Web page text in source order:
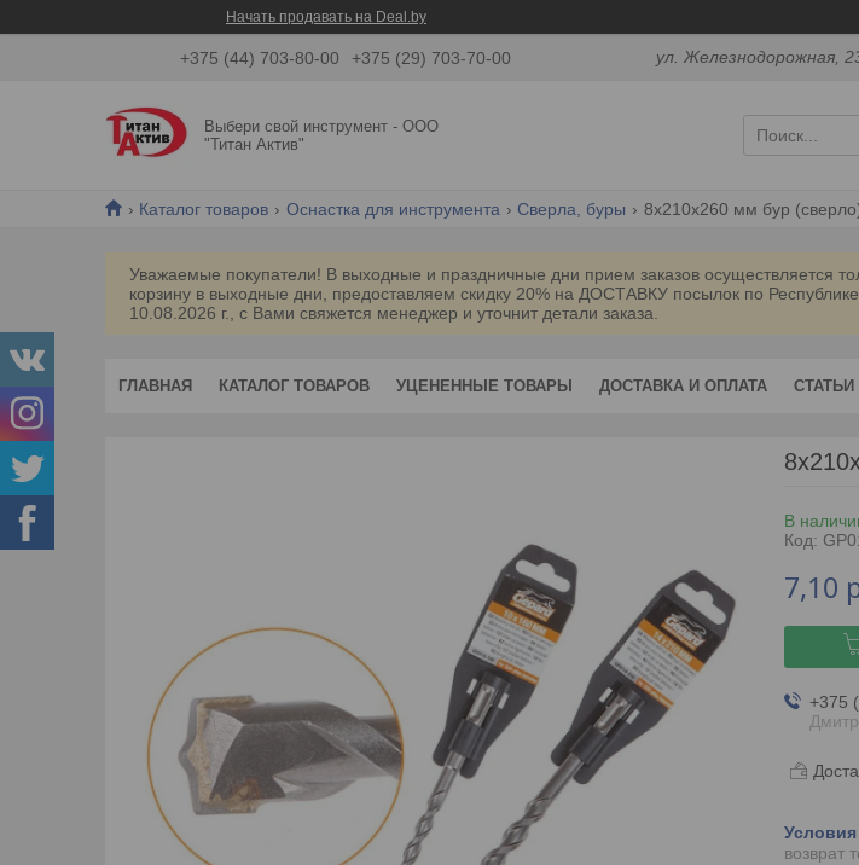
Начать продавать на Deal.by
+375 (44) 703-80-00 +375 (29) 703-70-00 ул. Железнодорожная,
Выбери свой инструмент - ООО
"Титан Актив"
Каталог товаров Оснастка для инструмента Сверла, буры 8х210х260 мм бур
Уважаемые покупатели! В выходные и праздничные дни прием заказов осуществляется
корзину в выходные дни, предоставляем скидку 20% на ДОСТАВКУ посылок по
10.08.2026 г., с Вами свяжется менеджер и уточнит детали заказа.
ГЛАВНАЯ КАТАЛОГ ТОВАРОВ УЦЕНЕННЫЕ ТОВАРЫ ДОСТАВКА И ОПЛАТА СТАТЬИ
В
Код:
7,10
+375
возврат